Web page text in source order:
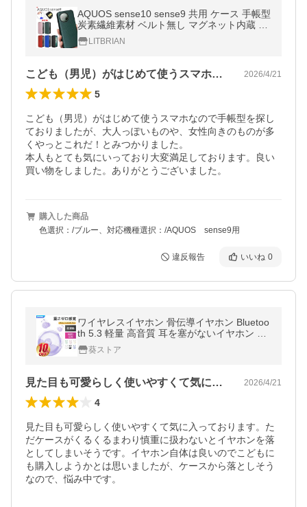
AQUOS sense10 sense9 共用 ケース 手帳型
炭素繊維素材 ベルト無し マグネット内蔵 落
下防止リングストラップ 付き 爆買
LITBRIAN
こども（男児）がはじめて使うスマホなの… 2026/4/21
5
こども（男児）がはじめて使うスマホなので手帳型を探し
ておりましたが、大人っぽいものや、女性向きのものが多
くやっとこれだ！とみつかりました。
本人もとても気にいっており大変満足しております。良い
買い物をしました。ありがとうございました。
購入した商品
色選択：/ブルー、対応機種選択：/AQUOS sense9用
違反報告 いいね 0
ワイヤレスイヤホン 骨伝導イヤホン Bluetoo
th 5.3 軽量 高音質 耳を塞がないイヤホン 片
耳 両耳 クリップ型 自動ペアリング IPX7防
水 iPhone/Android対応
葵ストア
見た目も可愛らしく使いやすくて気に入っ… 2026/4/21
4
見た目も可愛らしく使いやすくて気に入っております。た
だケースがくるくるまわり慎重に扱わないとイヤホンを落
としてしまいそうです。イヤホン自体は良いのでこどもに
も購入しようかとは思いましたが、ケースから落としそう
なので、悩み中です。